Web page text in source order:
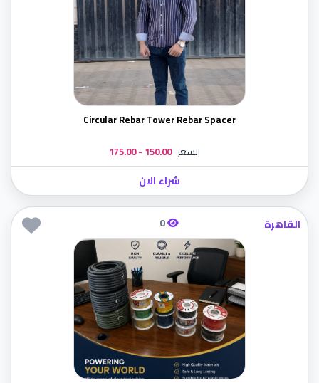
Circular Rebar Tower Rebar Spacer
السعر 150.00 - 175.00
شراء الان
القاهرة